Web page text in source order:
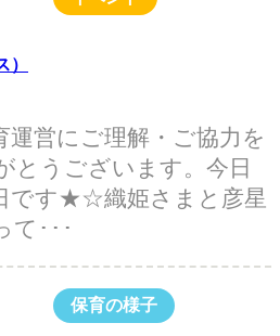
運営にご理解・ご協力を
とうございます。今日
です★☆織姫さまと彦星
て･･･
保育の様子